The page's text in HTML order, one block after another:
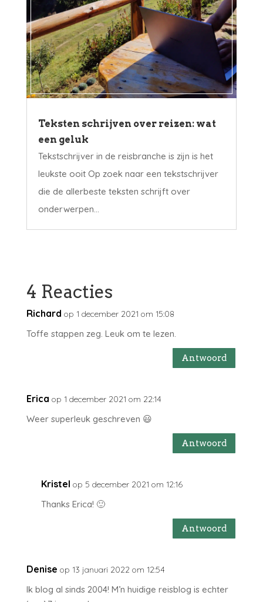
Teksten schrijven over reizen: wat
een geluk
Tekstschrijver in de reisbranche is zijn is het
leukste ooit Op zoek naar een tekstschrijver
die de allerbeste teksten schrijft over
onderwerpen...
4 Reacties
Richard op 1 december 2021 om 15:08
Toffe stappen zeg. Leuk om te lezen.
Antwoord
Erica op 1 december 2021 om 22:14
Weer superleuk geschreven 😃
Antwoord
Kristel op 5 december 2021 om 12:16
Thanks Erica! 🙂
Antwoord
Denise op 13 januari 2022 om 12:54
Ik blog al sinds 2004! M’n huidige reisblog is echter